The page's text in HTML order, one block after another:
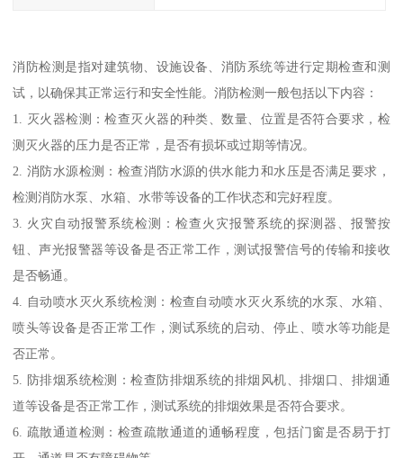
消防检测是指对建筑物、设施设备、消防系统等进行定期检查和测
试，以确保其正常运行和安全性能。消防检测一般包括以下内容：
1. 灭火器检测：检查灭火器的种类、数量、位置是否符合要求，检
测灭火器的压力是否正常，是否有损坏或过期等情况。
2. 消防水源检测：检查消防水源的供水能力和水压是否满足要求，
检测消防水泵、水箱、水带等设备的工作状态和完好程度。
3. 火灾自动报警系统检测：检查火灾报警系统的探测器、报警按
钮、声光报警器等设备是否正常工作，测试报警信号的传输和接收
是否畅通。
4. 自动喷水灭火系统检测：检查自动喷水灭火系统的水泵、水箱、
喷头等设备是否正常工作，测试系统的启动、停止、喷水等功能是
否正常。
5. 防排烟系统检测：检查防排烟系统的排烟风机、排烟口、排烟通
道等设备是否正常工作，测试系统的排烟效果是否符合要求。
6. 疏散通道检测：检查疏散通道的通畅程度，包括门窗是否易于打